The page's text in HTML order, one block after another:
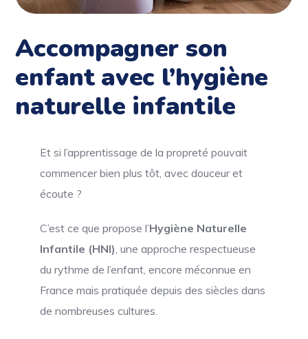
Accompagner son
enfant avec l’hygiène
naturelle infantile
Et si l’apprentissage de la propreté pouvait
commencer bien plus tôt, avec douceur et
écoute ?
C’est ce que propose l’Hygiène Naturelle
Infantile (HNI) , une approche respectueuse
du rythme de l’enfant, encore méconnue en
France mais pratiquée depuis des siècles dans
de nombreuses cultures.